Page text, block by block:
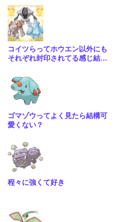
コイツらってホウエン以外にも
それぞれ封印されてる感じ結構
ゴマゾウってよく見たら結構可
愛くない？
程々に強くて好き